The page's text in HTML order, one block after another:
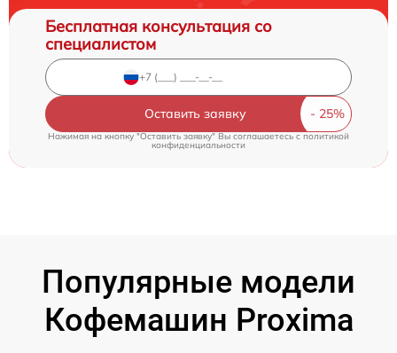
Бесплатная консультация со
специалистом
Оставить заявку
Нажимая на кнопку "Оставить заявку" Вы соглашаетесь cполитикой
конфиденциальности
Популярные модели
Кофемашин Proxima